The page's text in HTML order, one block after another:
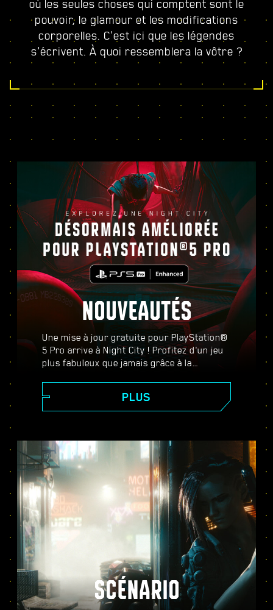
où les seules choses qui comptent sont le
pouvoir, le glamour et les modifications
corporelles. C'est ici que les légendes
s'écrivent. À quoi ressemblera la vôtre ?
NOUVEAUTÉS
Une mise à jour gratuite pour PlayStation®
5 Pro arrive à Night City ! Profitez d'un jeu
plus fabuleux que jamais grâce à la
ray-tracing, d'un plus grand nombre
d'images par seconde, et plus encore.
Performances, Ray-tracing et Ray-tracing
Pro, et bénéficiez de meilleurs graphismes,
de scènes d'action plus fluides, et de tout
ce que Cyberpunk 2077 sur PS5® Pro a à
offrir.
PLUS
SCÉNARIO